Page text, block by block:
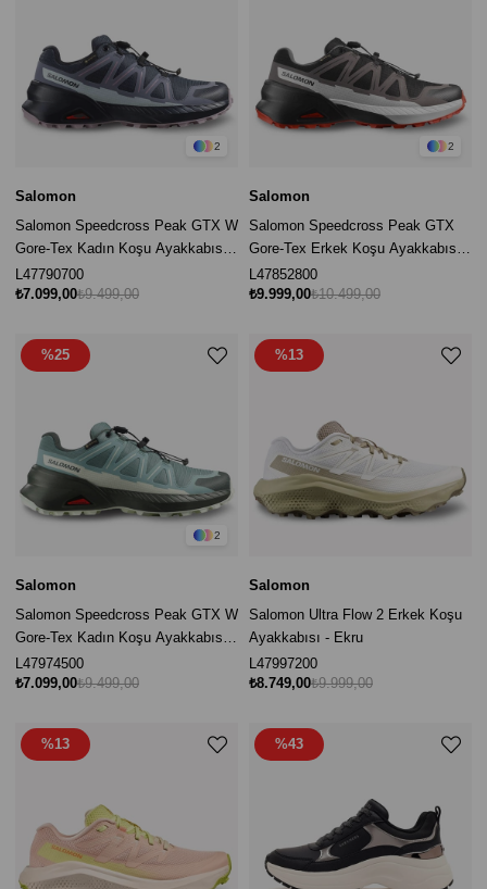
2
Salomon
Salomon Speedcross Peak GTX W
Gore-Tex Kadın Koşu Ayakkabısı -
Siyah / Antrasit
L47790700
₺7.099,00₺9.499,00
2
Salomon
Salomon Speedcross Peak GTX
Gore-Tex Erkek Koşu Ayakkabısı -
Siyah / Gri
L47852800
₺9.999,00₺10.499,00
2
Salomon
Salomon Speedcross Peak GTX W
Gore-Tex Kadın Koşu Ayakkabısı -
Nötr Yeşil
L47974500
₺7.099,00₺9.499,00
%25
Salomon
Salomon Ultra Flow 2 Erkek Koşu
Ayakkabısı - Ekru
L47997200
₺8.749,00₺9.999,00
%13
%13 %43